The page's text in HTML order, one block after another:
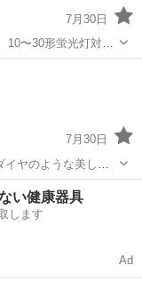
7月30日
10〜30形蛍光灯対応
7月30日
ォーターダイヤ」に
い健康器具
します
Ad